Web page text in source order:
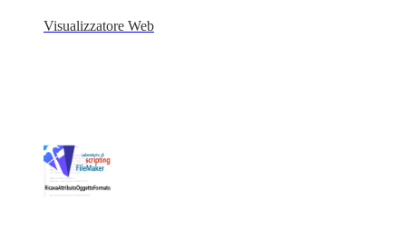
Visualizzatore Web